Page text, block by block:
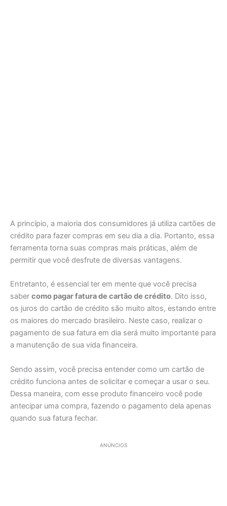
A princípio, a maioria dos consumidores já utiliza cartões de
crédito para fazer compras em seu dia a dia. Portanto, essa
ferramenta torna suas compras mais práticas, além de
permitir que você desfrute de diversas vantagens.
Entretanto, é essencial ter em mente que você precisa
saber como pagar fatura de cartão de crédito. Dito isso,
os juros do cartão de crédito são muito altos, estando entre
os maiores do mercado brasileiro. Neste caso, realizar o
pagamento de sua fatura em dia será muito importante para
a manutenção de sua vida financeira.
Sendo assim, você precisa entender como um cartão de
crédito funciona antes de solicitar e começar a usar o seu.
Dessa maneira, com esse produto financeiro você pode
antecipar uma compra, fazendo o pagamento dela apenas
quando sua fatura fechar.
ANÚNCIOS